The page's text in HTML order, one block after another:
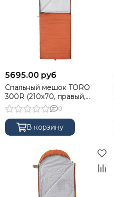
5695.00 руб
Спальный мешок TORO
300R (210х70, правый,
стратекс, оранжевый) (T-HS-
SB-T-300R) Helios
0
В корзину